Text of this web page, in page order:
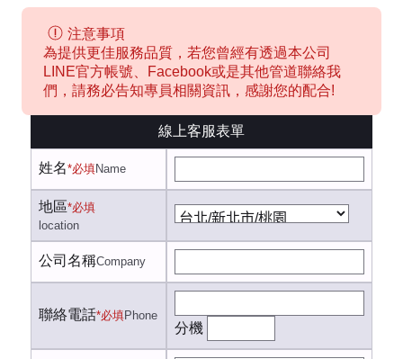
注意事項
為提供更佳服務品質，若您曾經有透過本公司
LINE官方帳號、Facebook或是其他管道聯絡我
們，請務必告知專員相關資訊，感謝您的配合!
線上客服表單
姓名*必填Name
地區*必填
location
公司名稱Company
聯絡電話*必填Phone
分機